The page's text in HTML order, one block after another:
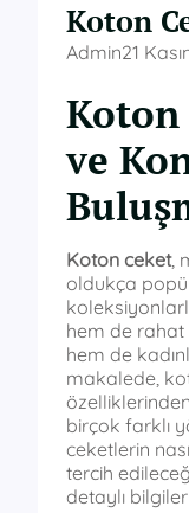
Koton
Admin21
Koton
ve
Koton ceket,
oldukça
hem de rahat
hem de
makalede,
birçok farklı
ceketlerin
tercih
detaylı